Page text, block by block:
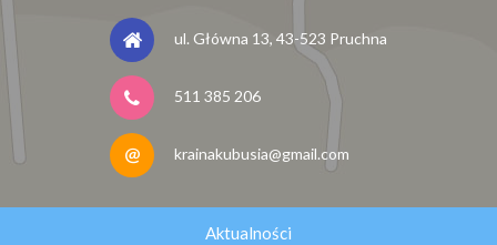
ul. Główna 13, 43-523 Pruchna
511 385 206
krainakubusia@gmail.com
Aktualności